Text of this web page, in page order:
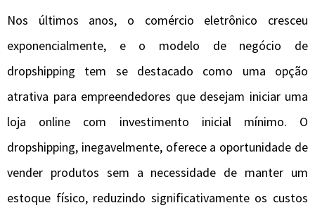
Nos últimos anos, o comércio eletrônico cresceu
exponencialmente, e o modelo de negócio de
dropshipping tem se destacado como uma opção
atrativa para empreendedores que desejam iniciar uma
loja online com investimento inicial mínimo. O
dropshipping, inegavelmente, oferece a oportunidade de
vender produtos sem a necessidade de manter um
estoque físico, reduzindo significativamente os custos